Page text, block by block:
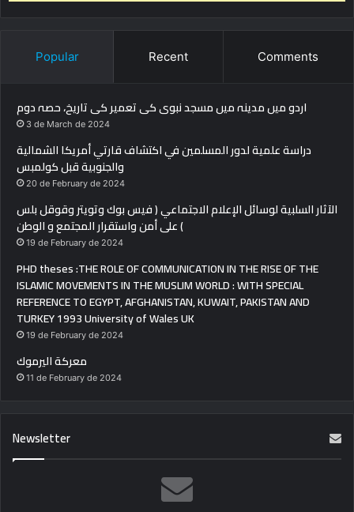
Popular Recent Comments
اردو میں مدینہ میں مسجد نبوی کی تعمیر کی تاریخ، حصہ دوم
3 de March de 2024
دراسة علمية لدور المسلمين في اكتشاف قارتي أمريكا الشمالية
والجنوبية قبل كولمبس
20 de February de 2024
الآثار السلبية لوسائل الإعلام الاجتماعي ( فيس بوك وتويتر وقوقل بلس
) على أمن واستقرار المجتمع و الوطن
19 de February de 2024
PHD theses :THE ROLE OF COMMUNICATION IN THE RISE OF THE
ISLAMIC MOVEMENTS IN THE MUSLIM WORLD : WITH SPECIAL
REFERENCE TO EGYPT, AFGHANISTAN, KUWAIT, PAKISTAN AND
TURKEY 1993 University of Wales UK
19 de February de 2024
معركة اليرموك
11 de February de 2024
Newsletter